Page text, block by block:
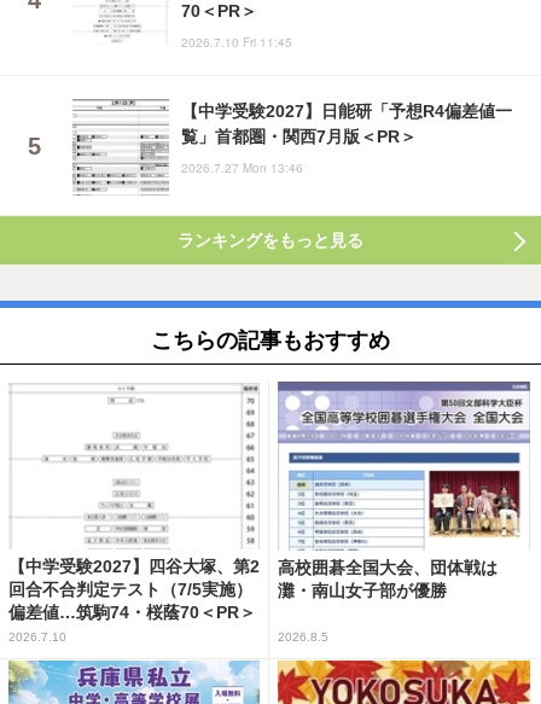
70＜PR＞
2026.7.10 Fri 11:45
【中学受験2027】日能研「予想R4偏差値一
覧」首都圏・関西7月版＜PR＞
2026.7.27 Mon 13:46
ランキングをもっと見る
こちらの記事もおすすめ
【中学受験2027】四谷大塚、第2
回合不合判定テスト（7/5実施）
偏差値…筑駒74・桜蔭70＜PR＞
2026.7.10
高校囲碁全国大会、団体戦は
灘・南山女子部が優勝
2026.8.5